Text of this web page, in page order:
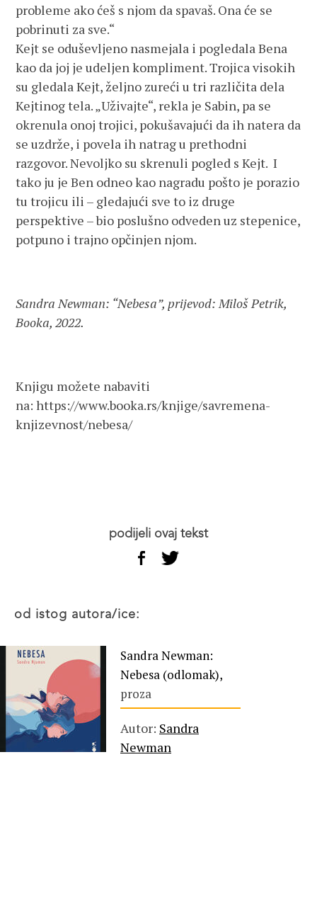
probleme ako ćeš s njom da spavaš. Ona će se
pobrinuti za sve.“
Kejt se oduševljeno nasmejala i pogledala Bena
kao da joj je udeljen kompliment. Trojica visokih
su gledala Kejt, željno zureći u tri različita dela
Kejtinog tela. „Uživajte“, rekla je Sabin, pa se
okrenula onoj trojici, pokušavajući da ih natera da
se uzdrže, i povela ih natrag u prethodni
razgovor. Nevoljko su skrenuli pogled s Kejt. I
tako ju je Ben odneo kao nagradu pošto je porazio
tu trojicu ili – gledajući sve to iz druge
perspektive – bio poslušno odveden uz stepenice,
potpuno i trajno opčinjen njom.
Sandra Newman: “Nebesa”, prijevod: Miloš Petrik,
Booka, 2022.
Knjigu možete nabaviti
na: https://www.booka.rs/knjige/savremena-
knjizevnost/nebesa/
podijeli ovaj tekst
od istog autora/ice:
Sandra Newman:
Nebesa (odlomak),
proza
Autor: Sandra
Newman